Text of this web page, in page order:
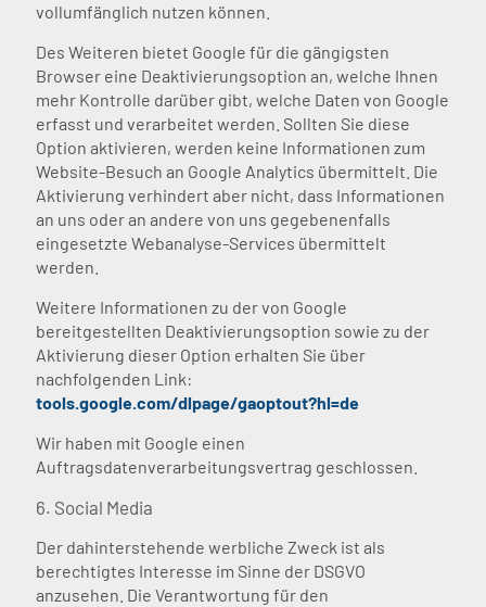
vollumfänglich nutzen können.
Des Weiteren bietet Google für die gängigsten
Browser eine Deaktivierungsoption an, welche Ihnen
mehr Kontrolle darüber gibt, welche Daten von Google
erfasst und verarbeitet werden. Sollten Sie diese
Option aktivieren, werden keine Informationen zum
Website-Besuch an Google Analytics übermittelt. Die
Aktivierung verhindert aber nicht, dass Informationen
an uns oder an andere von uns gegebenenfalls
eingesetzte Webanalyse-Services übermittelt
werden.
Weitere Informationen zu der von Google
bereitgestellten Deaktivierungsoption sowie zu der
Aktivierung dieser Option erhalten Sie über
nachfolgenden Link:
tools.google.com/dlpage/gaoptout?hl=de
Wir haben mit Google einen
Auftragsdatenverarbeitungsvertrag geschlossen.
6. Social Media
Der dahinterstehende werbliche Zweck ist als
berechtigtes Interesse im Sinne der DSGVO
anzusehen. Die Verantwortung für den